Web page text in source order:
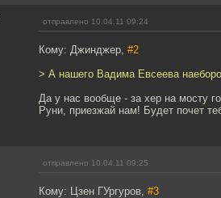
отправлено 10.04.11 09:24
Кому: Джинджер, #2
> А нашего Вадима Евсеева
Да у нас вообще - за хер на мосту
Руни, приезжай нам! Будет почет
отправлено 10.04.11 09:25
Кому: Цзен ГУргуров, #3